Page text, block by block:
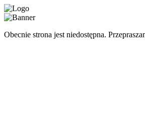
Obecnie strona jest niedostępna.